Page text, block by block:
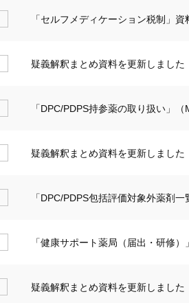
「セルフメディケーション税制」
疑義解釈まとめ資料を更新しました
「DPC/PDPS持参薬の取り扱い」
疑義解釈まとめ資料を更新しました
「DPC/PDPS包括評価対象外薬剤
「健康サポート薬局（届出・研修
疑義解釈まとめ資料を更新しました